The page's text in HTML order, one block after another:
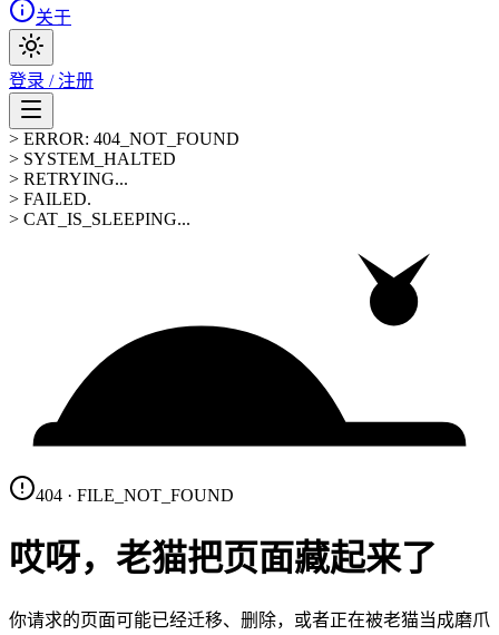
关于
登录 / 注册
> ERROR: 404_NOT_FOUND
> SYSTEM_HALTED
> RETRYING...
> FAILED.
> CAT_IS_SLEEPING...
404 · FILE_NOT_FOUND
哎呀，老猫把页面藏起来了
你请求的页面可能已经迁移、删除，或者正在被老猫当成磨爪